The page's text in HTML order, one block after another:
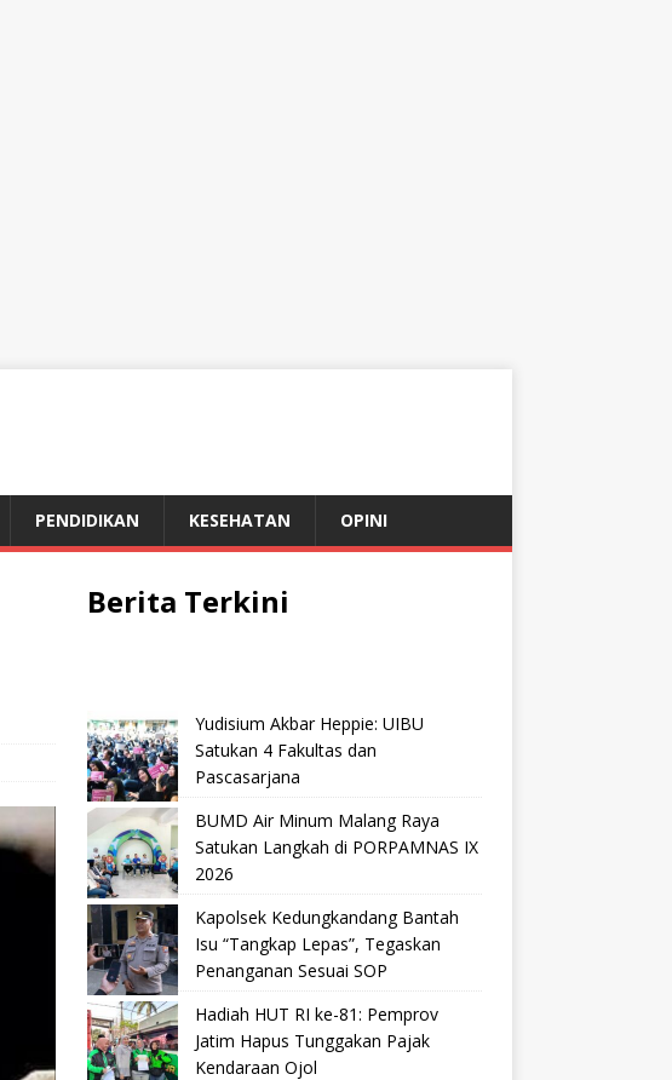
PENDIDIKAN KESEHATAN OPINI
Berita Terkini
Yudisium Akbar Heppie: UIBU
Satukan 4 Fakultas dan
Pascasarjana
BUMD Air Minum Malang Raya
Satukan Langkah di PORPAMNAS IX
2026
Kapolsek Kedungkandang Bantah
Isu “Tangkap Lepas”, Tegaskan
Penanganan Sesuai SOP
Hadiah HUT RI ke-81: Pemprov
Jatim Hapus Tunggakan Pajak
Kendaraan Ojol